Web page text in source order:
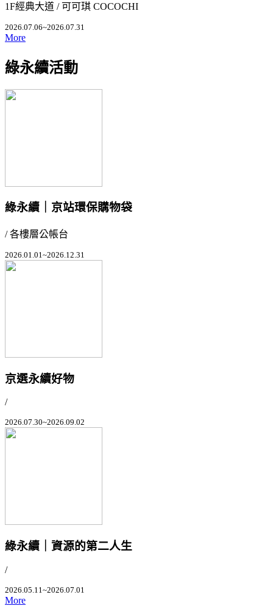
1F經典大道 / 可可琪 COCOCHI
2026.07.06~2026.07.31
More
綠永續活動
綠永續｜京站環保購物袋
/ 各樓層公帳台
2026.01.01~2026.12.31
京選永續好物
/
2026.07.30~2026.09.02
綠永續｜資源的第二人生
/
2026.05.11~2026.07.01
More